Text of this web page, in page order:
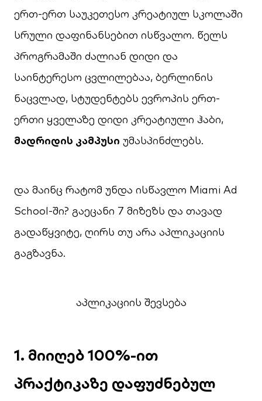
ერთ-ერთ საუკეთესო კრეატიულ სკოლაში
სრული დაფინანსებით ისწვალო. წელს
პროგრამაში ძალიან დიდი და
საინტერესო ცვლილებაა, ბერლინის
ნაცვლად, სტუდენტებს ევროპის ერთ-
ერთი ყველაზე დიდი კრეატიული ჰაბი,
მადრიდის კამპუსი უმასპინძლებს.
და მაინც რატომ უნდა ისწავლო Miami Ad
School-ში? გაეცანი 7 მიზეზს და თავად
გადაწყვიტე, ღირს თუ არა აპლიკაციის
გაგზავნა.
აპლიკაციის შევსება
1. მიიღებ 100%-ით
პრაქტიკაზე დაფუძნებულ